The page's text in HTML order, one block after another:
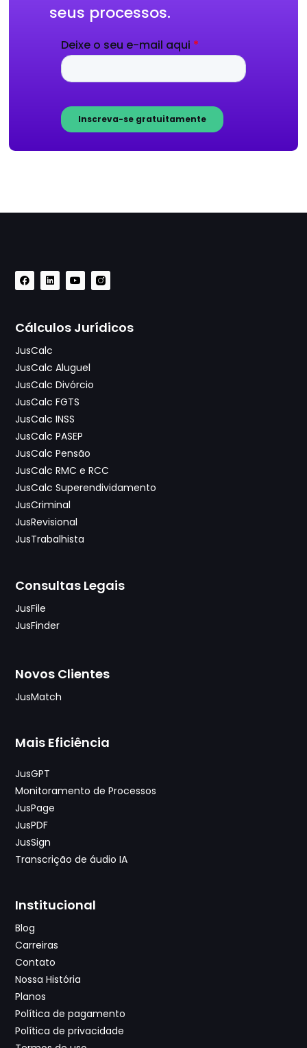
seus processos.
Cálculos Jurídicos
JusCalc
JusCalc Aluguel
JusCalc Divórcio
JusCalc FGTS
JusCalc INSS
JusCalc PASEP
JusCalc Pensão
JusCalc RMC e RCC
JusCalc Superendividamento
JusCriminal
JusRevisional
JusTrabalhista
Consultas Legais
JusFile
JusFinder
Novos Clientes
JusMatch
Mais Eficiência
JusGPT
Monitoramento de Processos
JusPage
JusPDF
JusSign
Transcrição de áudio IA
Institucional
Blog
Carreiras
Contato
Nossa História
Planos
Política de pagamento
Política de privacidade